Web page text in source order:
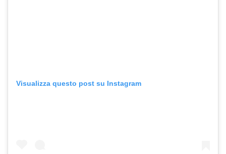
Visualizza questo post su Instagram